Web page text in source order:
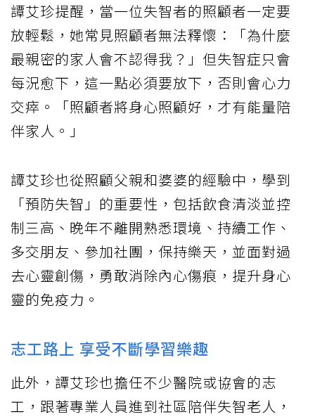
譚艾珍提醒，當一位失智者的照顧者一定要
放輕鬆，她常見照顧者無法釋懷：「為什麼
最親密的家人會不認得我？」但失智症只會
每況愈下，這一點必須要放下，否則會心力
交瘁。「照顧者將身心照顧好，才有能量陪
伴家人。」
譚艾珍也從照顧父親和婆婆的經驗中，學到
「預防失智」的重要性，包括飲食清淡並控
制三高、晚年不離開熟悉環境、持續工作、
多交朋友、參加社團，保持樂天，並面對過
去心靈創傷，勇敢消除內心傷痕，提升身心
靈的免疫力。
志工路上 享受不斷學習樂趣
此外，譚艾珍也擔任不少醫院或協會的志
工，跟著專業人員進到社區陪伴失智老人，